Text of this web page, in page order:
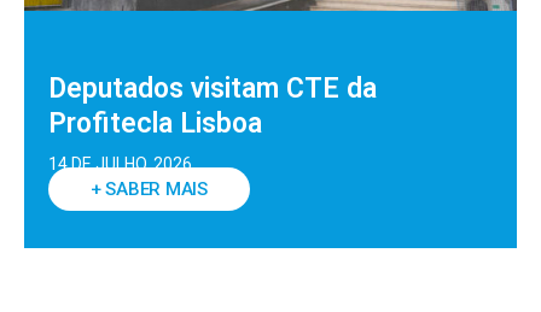
Deputados visitam CTE da
Profitecla Lisboa
14 DE JULHO, 2026
+ SABER MAIS